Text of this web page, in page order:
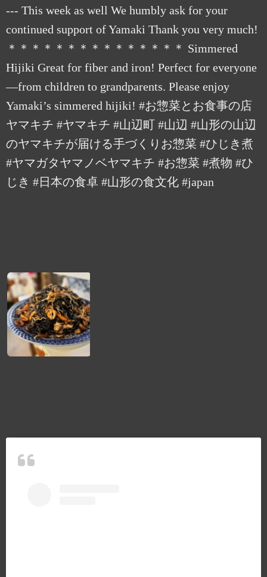
--- This week as well We humbly ask for your
continued support of Yamaki Thank you very much!
＊＊＊＊＊＊＊＊＊＊＊＊＊＊＊ Simmered
Hijiki Great for fiber and iron! Perfect for everyone
—from children to grandparents. Please enjoy
Yamaki’s simmered hijiki! #お惣菜とお食事の店
ヤマキチ #ヤマキチ #山辺町 #山辺 #山形の山辺
のヤマキチが届ける手づくりお惣菜 #ひじき煮
#ヤマガタヤマノベヤマキチ #お惣菜 #煮物 #ひ
じき #日本の食卓 #山形の食文化 #japan